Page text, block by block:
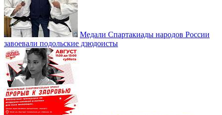
Медали Спартакиады народов России
завоевали подольские дзюдоисты